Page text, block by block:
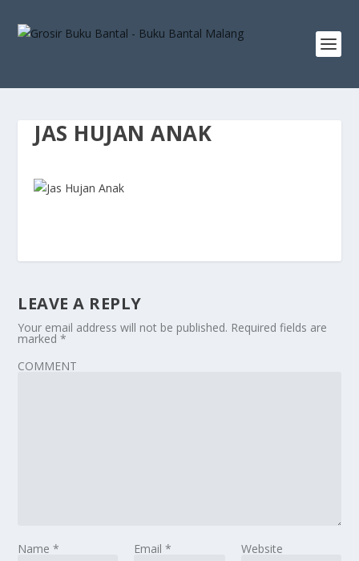
JAS HUJAN ANAK
LEAVE A REPLY
Your email address will not be published. Required fields are
marked*
COMMENT
Name* Email * Website